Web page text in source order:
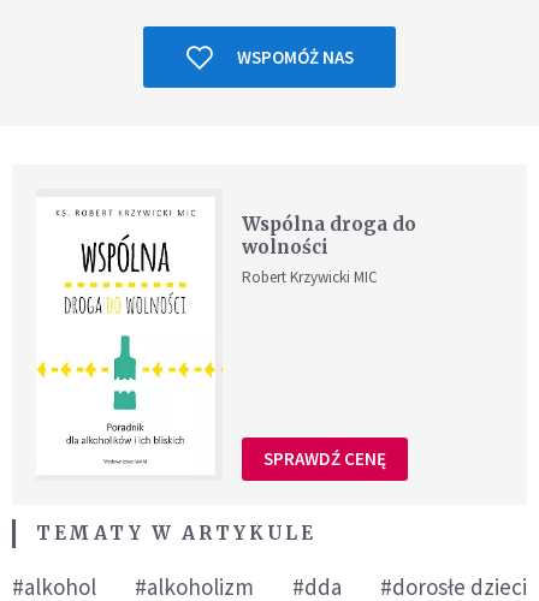
WSPOMÓŻ NAS
Wspólna droga do
wolności
Robert Krzywicki MIC
SPRAWDŹ CENĘ
TEMATY W ARTYKULE
#alkohol #alkoholizm #dda
#dorosłe dzieci